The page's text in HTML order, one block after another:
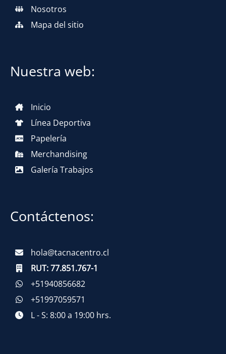
Nosotros
Mapa del sitio
Nuestra web:
Inicio
Línea Deportiva
Papelería
Merchandising
Galería Trabajos
Contáctenos:
hola@tacnacentro.cl
RUT:77.851.767-1
+51940856682
+51997059571
L - S: 8:00 a 19:00 hrs.